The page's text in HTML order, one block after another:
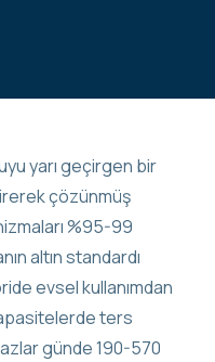
yarı geçirgen bir
çözünmüş
%95-99
altın standardı
evsel kullanımdan
ters
günde 190-570